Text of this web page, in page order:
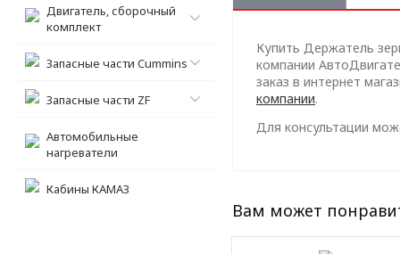
Двигатель, сборочный
комплект
Запасные части Cummins
Запасные части ZF
Автомобильные
нагреватели
Кабины КАМАЗ
Купить Держатель
компании
заказ в интернет
компании.
Для консультации
Вам может